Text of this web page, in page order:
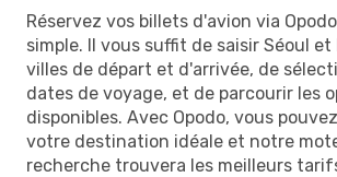
Réservez vos billets d'avion via
simple. Il vous suffit de saisir Séoul et
villes de départ et d'arrivée, de
dates de voyage, et de parcourir les
disponibles. Avec Opodo, vous
votre destination idéale et notre
recherche trouvera les meilleurs